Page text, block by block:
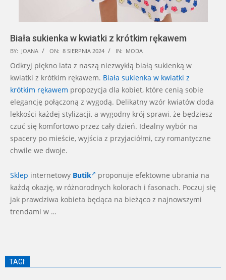
Biała sukienka w kwiatki z krótkim rękawem
2024-
08-
08
BY: JOANA ON: 8 SIERPNIA 2024 IN: MODA
Odkryj piękno lata z naszą niezwykłą białą sukienką w
kwiatki z krótkim rękawem. Biała sukienka w kwiatki z
krótkim rękawem propozycja dla kobiet, które cenią sobie
elegancję połączoną z wygodą. Delikatny wzór kwiatów doda
lekkości każdej stylizacji, a wygodny krój sprawi, że będziesz
czuć się komfortowo przez cały dzień. Idealny wybór na
spacery po mieście, wyjścia z przyjaciółmi, czy romantyczne
chwile we dwoje.
Sklep internetowy Butik proponuje efektowne ubrania na
każdą okazję, w różnorodnych kolorach i fasonach. Poczuj się
jak prawdziwa kobieta będąca na bieżąco z najnowszymi
trendami w …
TAGI: